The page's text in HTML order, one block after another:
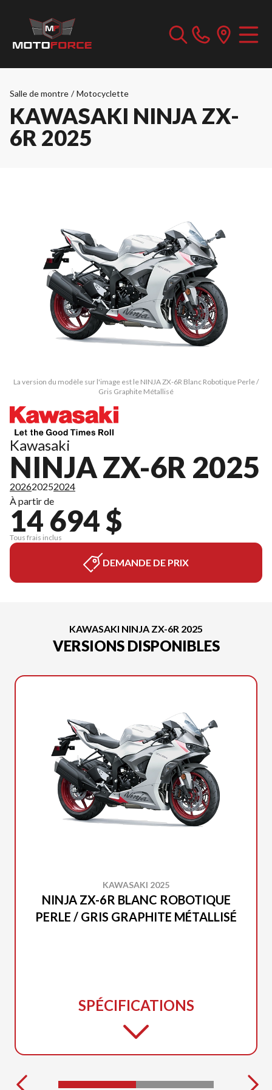
Salle de montre / Motocyclette
KAWASAKI NINJA ZX-
6R 2025
La version du modèle sur l'image est le NINJA ZX-6R Blanc Robotique Perle /
Gris Graphite Métallisé
Kawasaki
NINJA ZX-6R 2025
202620252024
À partir de
14 694 $
Tous frais inclus
DEMANDE DE PRIX
KAWASAKI NINJA ZX-6R 2025
VERSIONS DISPONIBLES
KAWASAKI 2025
NINJA ZX-6R BLANC ROBOTIQUE
PERLE / GRIS GRAPHITE MÉTALLISÉ
SPÉCIFICATIONS